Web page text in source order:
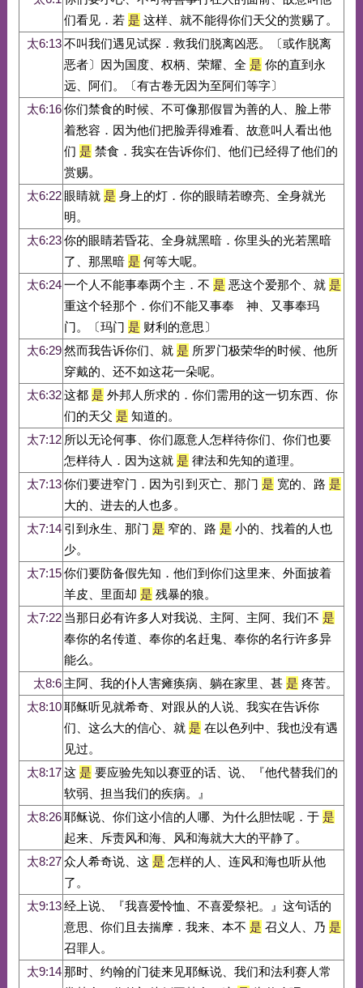
们看见．若 是 这样、就不能得你们天父的赏赐了。
太6:13不叫我们遇见试探．救我们脱离凶恶。〔或作脱离
恶者〕因为国度、权柄、荣耀、全 是 你的直到永
远、阿们。〔有古卷无因为至阿们等字〕
太6:16你们禁食的时候、不可像那假冒为善的人、脸上带
着愁容．因为他们把脸弄得难看、故意叫人看出他
们 是 禁食．我实在告诉你们、他们已经得了他们的
赏赐。
太6:22 眼睛就 是 身上的灯．你的眼睛若瞭亮、全身就光
明。
太6:23你的眼睛若昏花、全身就黑暗．你里头的光若黑暗
了、那黑暗 是 何等大呢。
太6:24一个人不能事奉两个主．不 是 恶这个爱那个、就 是
重这个轻那个．你们不能又事奉 神、又事奉玛
门。〔玛门 是 财利的意思〕
太6:29然而我告诉你们、就 是 所罗门极荣华的时候、他所
穿戴的、还不如这花一朵呢。
太6:32这都 是 外邦人所求的．你们需用的这一切东西、你
们的天父 是 知道的。
太7:12 所以无论何事、你们愿意人怎样待你们、你们也要
怎样待人．因为这就 是 律法和先知的道理。
太7:13你们要进窄门．因为引到灭亡、那门 是 宽的、路 是
大的、进去的人也多。
太7:14 引到永生、那门 是 窄的、路 是 小的、找着的人也
少。
太7:15你们要防备假先知．他们到你们这里来、外面披着
羊皮、里面却 是 残暴的狼。
太7:22 当那日必有许多人对我说、主阿、主阿、我们不 是
奉你的名传道、奉你的名赶鬼、奉你的名行许多异
能么。
太8:6 主阿、我的仆人害瘫痪病、躺在家里、甚 是 疼苦。
太8:10耶稣听见就希奇、对跟从的人说、我实在告诉你
们、这么大的信心、就 是 在以色列中、我也没有遇
见过。
太8:17这 是 要应验先知以赛亚的话、说、『他代替我们的
软弱、担当我们的疾病。』
太8:26耶稣说、你们这小信的人哪、为什么胆怯呢．于 是
起来、斥责风和海、风和海就大大的平静了。
太8:27众人希奇说、这 是 怎样的人、连风和海也听从他
了。
太9:13经上说、『我喜爱怜恤、不喜爱祭祀。』这句话的
意思、你们且去揣摩．我来、本不 是 召义人、乃 是
召罪人。
太9:14那时、约翰的门徒来见耶稣说、我们和法利赛人常